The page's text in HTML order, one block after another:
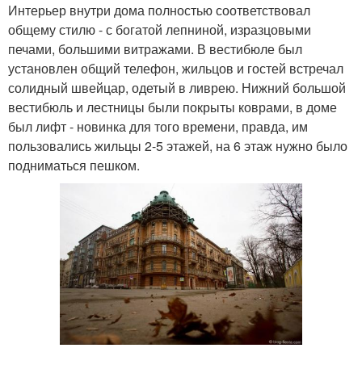
Интерьер внутри дома полностью соответствовал
общему стилю - с богатой лепниной, изразцовыми
печами, большими витражами. В вестибюле был
установлен общий телефон, жильцов и гостей встречал
солидный швейцар, одетый в ливрею. Нижний большой
вестибюль и лестницы были покрыты коврами, в доме
был лифт - новинка для того времени, правда, им
пользовались жильцы 2-5 этажей, на 6 этаж нужно было
подниматься пешком.